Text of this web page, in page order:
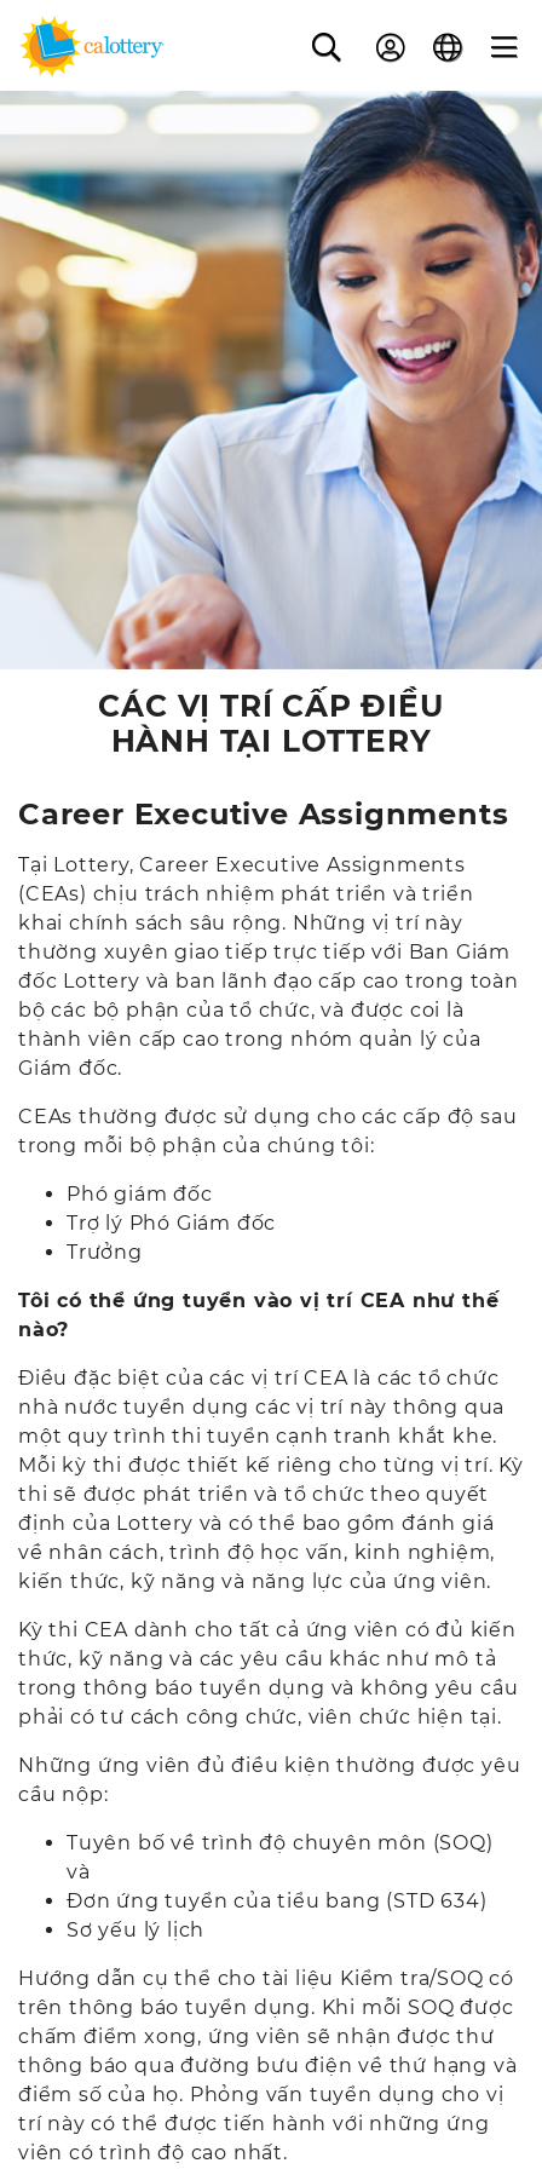
CÁC VỊ TRÍ CẤP ĐIỀU
HÀNH TẠI LOTTERY
Career Executive Assignments
Tại Lottery, Career Executive Assignments
(CEAs) chịu trách nhiệm phát triển và triển
khai chính sách sâu rộng. Những vị trí này
thường xuyên giao tiếp trực tiếp với Ban Giám
đốc Lottery và ban lãnh đạo cấp cao trong toàn
bộ các bộ phận của tổ chức, và được coi là
thành viên cấp cao trong nhóm quản lý của
Giám đốc.
CEAs thường được sử dụng cho các cấp độ sau
trong mỗi bộ phận của chúng tôi:
Phó giám đốc
Trợ lý Phó Giám đốc
Trưởng
Tôi có thể ứng tuyển vào vị trí CEA như thế
nào?
Điều đặc biệt của các vị trí CEA là các tổ chức
nhà nước tuyển dụng các vị trí này thông qua
một quy trình thi tuyển cạnh tranh khắt khe.
Mỗi kỳ thi được thiết kế riêng cho từng vị trí. Kỳ
thi sẽ được phát triển và tổ chức theo quyết
định của Lottery và có thể bao gồm đánh giá
về nhân cách, trình độ học vấn, kinh nghiệm,
kiến thức, kỹ năng và năng lực của ứng viên.
Kỳ thi CEA dành cho tất cả ứng viên có đủ kiến
thức, kỹ năng và các yêu cầu khác như mô tả
trong thông báo tuyển dụng và không yêu cầu
phải có tư cách công chức, viên chức hiện tại.
Những ứng viên đủ điều kiện thường được yêu
cầu nộp:
Tuyên bố về trình độ chuyên môn (SOQ)
và
Đơn ứng tuyển của tiểu bang (STD 634)
Sơ yếu lý lịch
Hướng dẫn cụ thể cho tài liệu Kiểm tra/SOQ có
trên thông báo tuyển dụng. Khi mỗi SOQ được
chấm điểm xong, ứng viên sẽ nhận được thư
thông báo qua đường bưu điện về thứ hạng và
điểm số của họ. Phỏng vấn tuyển dụng cho vị
trí này có thể được tiến hành với những ứng
viên có trình độ cao nhất.